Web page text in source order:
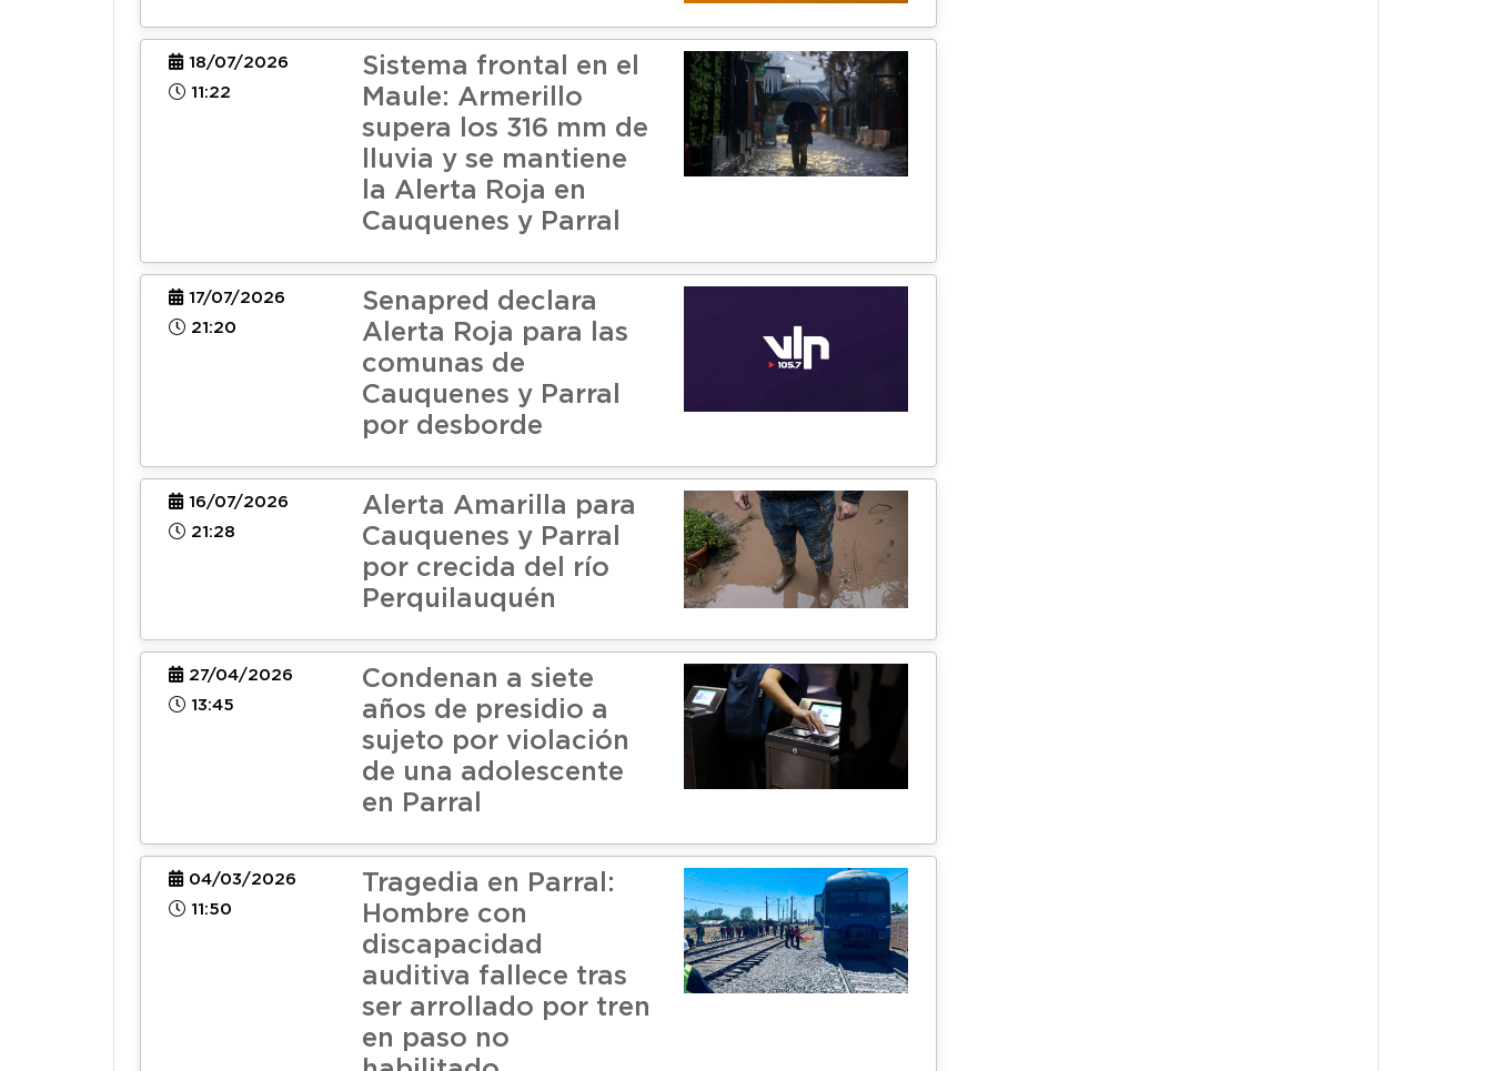
18/07/2026
11:22
Sistema frontal en el
Maule: Armerillo
supera los 316 mm de
lluvia y se mantiene
la Alerta Roja en
Cauquenes y Parral
17/07/2026
21:20
Senapred declara
Alerta Roja para las
comunas de
Cauquenes y Parral
por desborde
16/07/2026
21:28
Alerta Amarilla para
Cauquenes y Parral
por crecida del río
Perquilauquén
27/04/2026
13:45
Condenan a siete
años de presidio a
sujeto por violación
de una adolescente
en Parral
04/03/2026
11:50
Tragedia en Parral:
Hombre con
discapacidad
auditiva fallece tras
ser arrollado por tren
en paso no